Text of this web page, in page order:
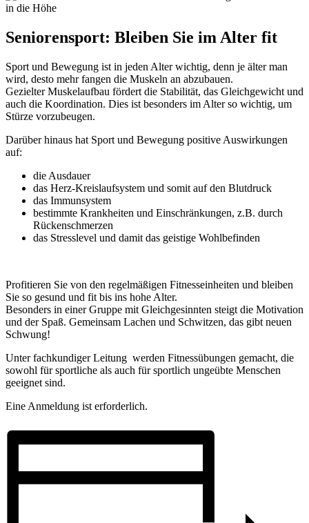
Seniorensport: Bleiben Sie im Alter fit
Sport und Bewegung ist in jeden Alter wichtig, denn je älter man
wird, desto mehr fangen die Muskeln an abzubauen.
Gezielter Muskelaufbau fördert die Stabilität, das Gleichgewicht und
auch die Koordination. Dies ist besonders im Alter so wichtig, um
Stürze vorzubeugen.
Darüber hinaus hat Sport und Bewegung positive Auswirkungen
auf:
die Ausdauer
das Herz-Kreislaufsystem und somit auf den Blutdruck
das Immunsystem
bestimmte Krankheiten und Einschränkungen, z.B. durch
Rückenschmerzen
das Stresslevel und damit das geistige Wohlbefinden
Profitieren Sie von den regelmäßigen Fitnesseinheiten und bleiben
Sie so gesund und fit bis ins hohe Alter.
Besonders in einer Gruppe mit Gleichgesinnten steigt die Motivation
und der Spaß. Gemeinsam Lachen und Schwitzen, das gibt neuen
Schwung!
Unter fachkundiger Leitung werden Fitnessübungen gemacht, die
sowohl für sportliche als auch für sportlich ungeübte Menschen
geeignet sind.
Eine Anmeldung ist erforderlich.